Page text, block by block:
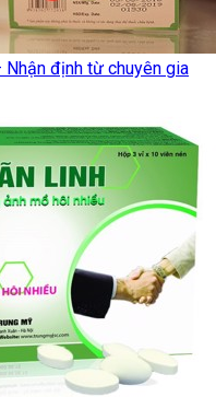
Nhận định từ chuyên gia